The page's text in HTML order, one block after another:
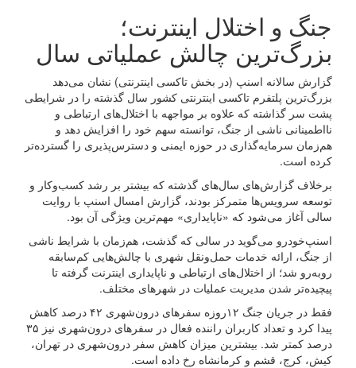
جنگ و اختلال اینترنت؛
بزرگ‌ترین چالش عملیاتی سال
گزارش سالانه اسنپ (در بخش تاکسی‌ اینترنتی) نشان می‌دهد
بزرگ‌ترین پلتفرم تاکسی اینترنتی کشور سال گذشته را در شرایطی
پشت سر گذاشته که علاوه بر مواجهه با اختلال‌های ارتباطی و
نااطمینانی ناشی از جنگ، توانسته سهم خود را افزایش دهد و
هم‌زمان سرمایه‌گذاری در حوزه ایمنی و دسترس‌پذیری را گسترده‌تر
کرده است.
برخلاف گزارش‌های سال‌های گذشته که بیشتر بر رشد کسب‌وکار و
توسعه سرویس‌ها متمرکز بودند، گزارش امسال اسنپ با روایت
سالی آغاز می‌شود که «ناپایداری» مهم‌ترین ویژگی آن بود.
اسنپ‌خودرو می‌گوید در سالی که گذشت، هم‌زمان با شرایط ناشی
از جنگ، ارائه خدمات حمل‌ونقل شهری با چالش‌هایی کم‌سابقه
روبه‌رو شد؛ از اختلال‌های ارتباطی و ناپایداری اینترنت گرفته تا
پیچیده‌تر شدن مدیریت عملیات در شهرهای مختلف.
فقط در جریان جنگ ۱۲روزه سفرهای درون‌شهری ۴۲ درصد کاهش
پیدا کرد و تعداد کاربران راننده فعال در سفرهای درون‌شهری نیز ۳۵
درصد کمتر شد. بیشترین میزان کاهش سفر درون‌شهری در تهران،
کیش، کرج، قشم و کرمانشاه رخ داده است.